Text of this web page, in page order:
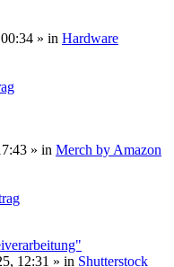
» in Hardware
» in Merch by Amazon
12:31 » in Shutterstock